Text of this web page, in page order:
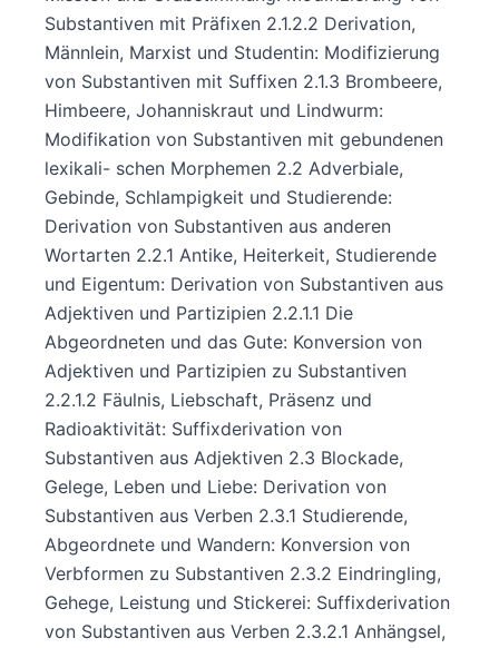
Substantiven mit Präfixen 2.1.2.2 Derivation,
Männlein, Marxist und Studentin: Modifizierung
von Substantiven mit Suffixen 2.1.3 Brombeere,
Himbeere, Johanniskraut und Lindwurm:
Modifikation von Substantiven mit gebundenen
lexikali- schen Morphemen 2.2 Adverbiale,
Gebinde, Schlampigkeit und Studierende:
Derivation von Substantiven aus anderen
Wortarten 2.2.1 Antike, Heiterkeit, Studierende
und Eigentum: Derivation von Substantiven aus
Adjektiven und Partizipien 2.2.1.1 Die
Abgeordneten und das Gute: Konversion von
Adjektiven und Partizipien zu Substantiven
2.2.1.2 Fäulnis, Liebschaft, Präsenz und
Radioaktivität: Suffixderivation von
Substantiven aus Adjektiven 2.3 Blockade,
Gelege, Leben und Liebe: Derivation von
Substantiven aus Verben 2.3.1 Studierende,
Abgeordnete und Wandern: Konversion von
Verbformen zu Substantiven 2.3.2 Eindringling,
Gehege, Leistung und Stickerei: Suffixderivation
von Substantiven aus Verben 2.3.2.1 Anhängsel,